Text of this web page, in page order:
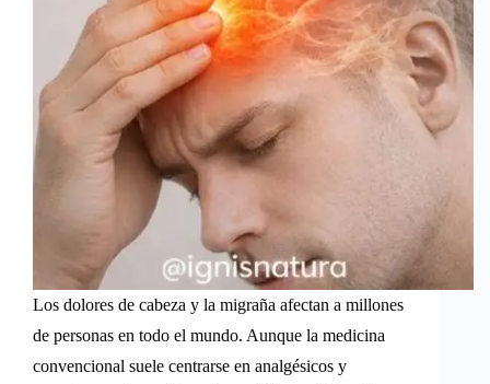
Los dolores de cabeza y la migraña afectan a millones
de personas en todo el mundo. Aunque la medicina
convencional suele centrarse en analgésicos y